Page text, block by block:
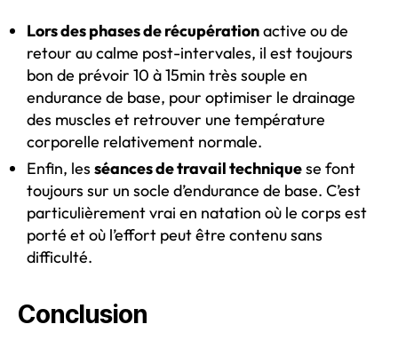
Lors des phases de récupérationactive ou de
retour au calme post-intervales, il est toujours
bon de prévoir 10 à 15min très souple en
endurance de base, pour optimiser le drainage
des muscles et retrouver une température
corporelle relativement normale.
Enfin, les séances de travail techniquese font
toujours sur un socle d’endurance de base. C’est
particulièrement vrai en natation où le corps est
porté et où l’effort peut être contenu sans
difficulté.
Conclusion